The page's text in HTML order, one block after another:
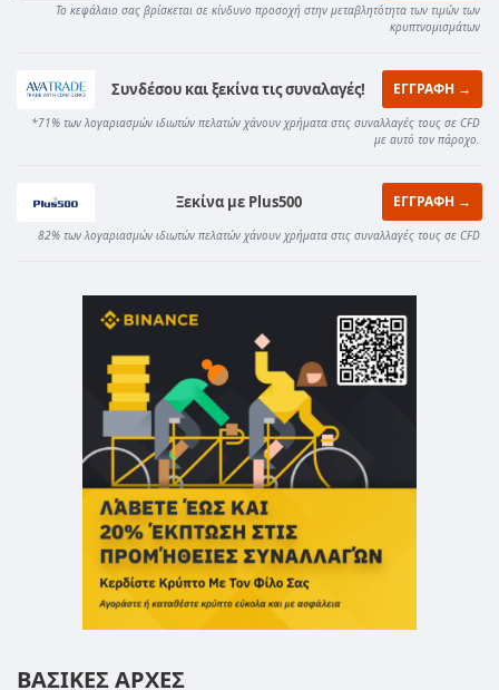
Το κεφάλαιο σας βρίσκεται σε κίνδυνο προσοχή στην μεταβλητότητα των τιμών των
κρυπτνομισμάτων
Συνδέσου και ξεκίνα τις συναλαγές! ΕΓΓΡΑΦΗ →
*71% των λογαριασμών ιδιωτών πελατών χάνουν χρήματα στις συναλλαγές τους σε CFD
με αυτό τον πάροχο.
Ξεκίνα με Plus500 ΕΓΓΡΑΦΗ →
82% των λογαριασμών ιδιωτών πελατών χάνουν χρήματα στις συναλλαγές τους σε CFD
ΒΑΣΙΚΕΣ ΑΡΧΕΣ